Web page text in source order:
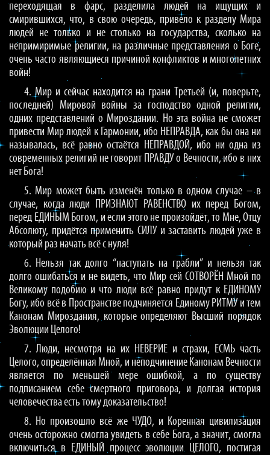
переходящая в фарс, разделила людей на ищущих и
смирившихся, что, в свою очередь, привело к разделу Мира
людей не только и не столько на государства, сколько на
непримиримые религии, на различные представления о Боге,
очень часто являющиеся причиной конфликтов и многолетних
войн!
4. Мир и сейчас находится на грани Третьей (и, поверьте,
последней) Мировой войны за господство одной религии,
одних представлений о Мироздании. Но эта война не сможет
привести Мир людей к Гармонии, ибо НЕПРАВДА, как бы она ни
называлась, всё равно остаётся НЕПРАВДОЙ, ибо ни одна из
современных религий не говорит ПРАВДУ о Вечности, ибо в них
нет Бога!
5. Мир может быть изменён только в одном случае – в
случае, когда люди ПРИЗНАЮТ РАВЕНСТВО их перед Богом,
перед ЕДИНЫМ Богом, и если этого не произойдёт, то Мне, Отцу
Абсолюту, придётся применить СИЛУ и заставить людей уже в
который раз начать всё с нуля!
6. Нельзя так долго “наступать на грабли” и нельзя так
долго ошибаться и не видеть, что Мир сей СОТВОРЁН Мной по
Великому подобию и что люди всё равно придут к ЕДИНОМУ
Богу, ибо всё в Пространстве подчиняется Единому РИТМУ и тем
Канонам Мироздания, которые определяют Высший порядок
Эволюции Целого!
7. Люди, несмотря на их НЕВЕРИЕ и страхи, ЕСМЬ часть
Целого, определённая Мной, и неподчинение Канонам Вечности
является по меньшей мере ошибкой, а по существу
подписанием себе смертного приговора, и долгая история
человечества есть тому доказательство!
8. Но произошло всё же ЧУДО, и Коренная цивилизация
очень осторожно смогла увидеть в себе Бога, а значит, смогла
включиться в ЕДИНЫЙ процесс эволюции ЦЕЛОГО, постигая